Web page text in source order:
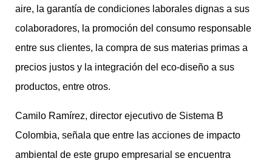
aire, la garantía de condiciones laborales dignas a sus
colaboradores, la promoción del consumo responsable
entre sus clientes, la compra de sus materias primas a
precios justos y la integración del eco-diseño a sus
productos, entre otros.
Camilo Ramírez, director ejecutivo de Sistema B
Colombia, señala que entre las acciones de impacto
ambiental de este grupo empresarial se encuentra